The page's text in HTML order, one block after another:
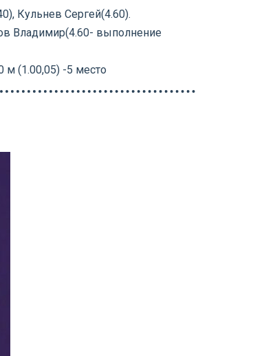
Кульнев Сергей(4.60).
Владимир(4.60- выполнение
(1.00,05) -5 место